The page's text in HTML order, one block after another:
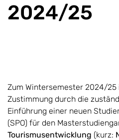
2024/25
Zum Wintersemester 2024/
Zustimmung durch die
Einführung einer neuen
(SPO) für den
Tourismusentwicklung (kurz: